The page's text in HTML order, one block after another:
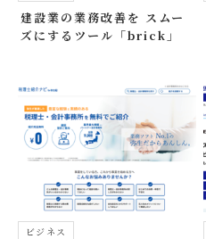
建設業の業務改善を スムー
ズにするツール「brick」
ビジネス